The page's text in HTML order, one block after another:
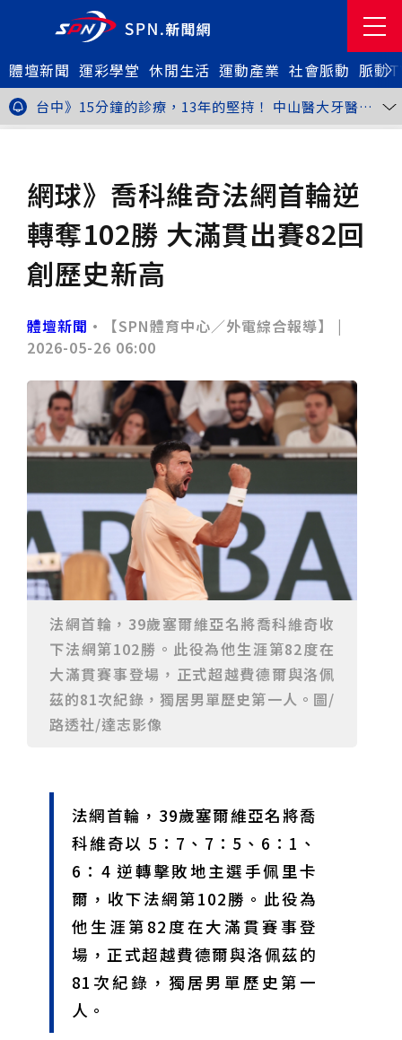
體壇新聞 運彩學堂 休閒生活 運動產業 社會脈動 脈動
金牌搖籃驚傳「球荒」！江啟臣偕運彩公會挺萬和國
中，捐贈 1800 顆羽球助小將 4 月全中運奪金
世足》阿根廷足球巨星梅西父親兼經紀人豪爾赫去世 享
壽68歲
台中》15分鐘的診療，13年的堅持！ 中山醫大牙醫系
跨海義診13年
新北》八里左岸光雕藝術展8月1日登場 七大主題展區
中館登場
台北》北市25名學子赴美加交換！學長姐傳授「跨出舒
適圈」祕笈
台中》食安風暴擴大 中彰投苗縣市長參選人提「食安聯
防治理平台」等3主張
台中》中山醫大攜手新創登陸亞洲生技展 發表「微奈米
眼用鏡片」等13項臨床研發技術
高雄》啟用近30年迎來外觀與結構重塑 高雄旗津輪渡
站改造完工啟用
縮短藥效等待期！中山附醫引進速效抗憂鬱鼻噴劑 24
小時內見效、助重症患者重返社會
台北》首創水資源循環教育園區 民生水資再生廠環教館
藝術治療走出多年陰霾
台中》強颱巴威逼近 中市勞工局籲落實防颱整備
台中》中捷聯名VTuber活動告捷 首5日運量增24%周
中部首間雅樂軒酒店
THE世界大學影響力排名公佈 中山醫大SDG3獲全球第
23名、全台醫學大學第3名
桃園市籌備115年全民運動會 體育局：預計9月前完成
重要前置作業
2026年金星最佳觀賞期將至 週五日落後仰角達全年最
高
台中》中山醫大響應「30+大學計畫」 推出餐飲經營與
高齡照護學分專班
三星伴月聯手金星近鬼宿星團 端午連假西方低空上演天
台中》端午節前勞累驚覺單側無力 攤商「亞急性腦出
血」醫籲三徵兆速就醫
台中》跨越萬里深耕20年 中山附醫協助吐瓦魯建置首
套急診檢傷系統
世足》姆巴佩梅開二度破隊史紀錄 法國3比1擊敗塞內
加爾奪世界盃開門紅
搶攻端午連假人潮 臺北天文館推銀河特展與免費劇場搶
客
台中》萬豐國小奪少棒全國冠軍 赴美參賽盼各界正視
500萬經費缺口
蕭美琴視察帛琉Malakal島開發計畫 盼深化台帛水產與
醫療合作
婦人眼角冒水皰確診帶狀皰疹 臺中醫院跨科即時診治化
解失明與腦炎危機
參山處「梨山原民歌舞與工藝體驗」6月登場 結合永續
觀光推深度部落旅遊
台中》中央挹注逾8成！蔡其昌爭取4980萬 翻新清水五
權路道路與人行步道
智慧科技解救護士的腿！中山醫大與仁寶攜手「送藥機
器人」月省醫護120公里步程
台北》污水廠變身都市綠洲！內湖運動公園全新戲水區
盛大開放 智慧預約環教體驗
嘉義》搶攻端午親子商機！嘉義縣推「沉浸式角色扮
演」 邀學童化身小海盜、建築職人全台放電
阿里山精品咖啡香 成為端午與暑假深度旅遊新亮點
臺中甩「六都第一胖」稱號！「2026台中星燃計畫」啟
綠營中投參選人合體 拋「中投新市鎮」 交通與醫療跨
域治理成焦點
夜市變廟會！山邊媽、旱溪媽、大庄媽三媽首度齊巡逢
甲 萬人爭躦轎底響徹夜空
MLB》鄧愷威6局飆6K完封小熊奪第3勝！宰制力複製
「王建民建仔旋風」引爆世代傳承鐵觀音節政大登場 結合大文山友善食農與地方創生
臺德技職教育深層對話！德國Walther Rathenau師生
造訪大安高工 體驗端午文化與前瞻工業實作
迎端午、抗酷暑！臺中盛夏水域系列活動本周六起兩地
課堂搬到菜市場！北市13校「游於藝」成果展 導覽小
尖兵用藝術「說」出千年風俗
20年淬鍊！貓空纜車運量突破4,000萬人次 「天空綠
洲」成國際打卡新地標
熊鷹羽毛與保育的兩難！金甌女中師生齊聚《飛吧！熊
鷹》特映會 深化原民文化與生態永續教育
29件神級作品齊聚葫蘆墩！「藝馬登豐」2026台灣工
藝之家聯展震撼登場
跨越百年的生物觀測！科博館、成大《時空丈量師》特
展：讓典藏標本說出氣候變遷真相
睽違七年！精品郵輪「島嶼天空號」首航臺中港 參山處
攜手縣市熱情迎賓
金牌搖籃驚傳「球荒」！江啟臣偕運彩公會挺萬和國
網球》喬科維奇法網首輪逆
轉奪102勝 大滿貫出賽82回
創歷史新高
體壇新聞 •【SPN體育中心／外電綜合報導】 |
2026-05-26 06:00
法網首輪，39歲塞爾維亞名將喬科維奇收
下法網第102勝。此役為他生涯第82度在
大滿貫賽事登場，正式超越費德爾與洛佩
茲的81次紀錄，獨居男單歷史第一人。圖/
路透社/達志影像
法網首輪，39歲塞爾維亞名將喬
科維奇以 5：7、7：5、6：1、
6：4 逆轉擊敗地主選手佩里卡
爾，收下法網第102勝。此役為
他生涯第82度在大滿貫賽事登
場，正式超越費德爾與洛佩茲的
81次紀錄，獨居男單歷史第一
人。